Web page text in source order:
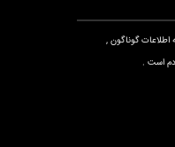
اطلاعات گوناگون ,
است .